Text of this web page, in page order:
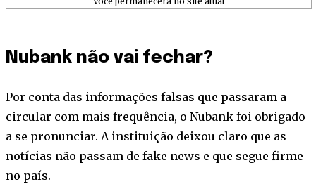
Nubank não vai fechar?
Por conta das informações falsas que passaram a
circular com mais frequência, o Nubank foi obrigado
a se pronunciar. A instituição deixou claro que as
notícias não passam de fake news e que segue firme
no país.